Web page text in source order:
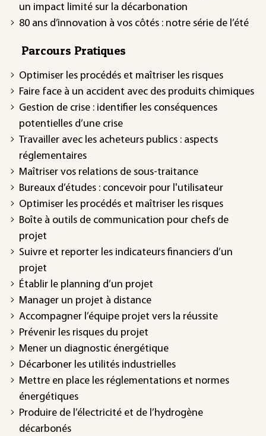
un impact limité sur la décarbonation
80 ans d’innovation à vos côtés : notre série de l’été
Parcours Pratiques
Optimiser les procédés et maîtriser les risques
Faire face à un accident avec des produits chimiques
Gestion de crise : identifier les conséquences
potentielles d’une crise
Travailler avec les acheteurs publics : aspects
réglementaires
Maîtriser vos relations de sous-traitance
Bureaux d’études : concevoir pour l'utilisateur
Optimiser les procédés et maîtriser les risques
Boîte à outils de communication pour chefs de
projet
Suivre et reporter les indicateurs financiers d’un
projet
Établir le planning d’un projet
Manager un projet à distance
Accompagner l’équipe projet vers la réussite
Prévenir les risques du projet
Mener un diagnostic énergétique
Décarboner les utilités industrielles
Mettre en place les réglementations et normes
énergétiques
Produire de l’électricité et de l’hydrogène
décarbonés